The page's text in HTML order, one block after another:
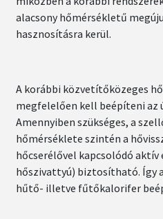
alacsony hőmérsékletű
hasznosításra kerül.
A korábbi közvetítőközeges
megfelelően kell beépíteni az
Amennyiben szükséges, a
hőmérséklete szintén a
hőcserélővel kapcsolódó aktív
hőszivattyú) biztosítható. Így
hűtő- illetve fűtőkalorifer